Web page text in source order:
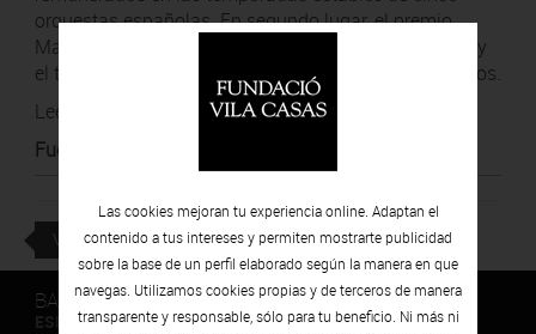
orquestas españolas. En segundo lugar, el premio
María Font de Carulla está dotado con 10.000 euros y
el tercer premio Fundación Vila Casas, con 6.000 euros.
Leer noticia
Fuente
VOLVER
BARCELONA
ESPAIS VOLART
Las cookies mejoran tu experiencia online. Adaptan el
contenido a tus intereses y permiten mostrarte publicidad
sobre la base de un perfil elaborado según la manera en que
navegas. Utilizamos cookies propias y de terceros de manera
transparente y responsable, sólo para tu beneficio. Ni más ni